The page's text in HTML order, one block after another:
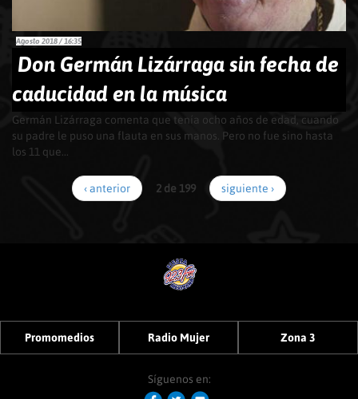
Agosto 2018 / 16:35
Don Germán Lizárraga sin fecha de
caducidad en la música
Germán Lizárraga comenta que tenía ocho años de edad, cuando
su padre le puso una flauta en sus manos. Pero no fue sino hasta
los 11 que...
‹ anterior 2 de 199 siguiente ›
Promomedios Radio Mujer Zona 3
Síguenos en: